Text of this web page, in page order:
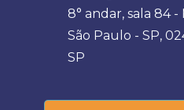
8° andar, sala 84
São Paulo - SP,
SP